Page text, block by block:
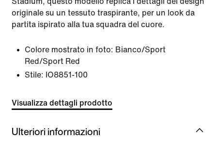
originale su un tessuto traspirante, per un look da
partita ispirato alla tua squadra del cuore.
Colore mostrato in foto: Bianco/Sport
Red/Sport Red
Stile: IO8851-100
Visualizza dettagli prodotto
Ulteriori informazioni